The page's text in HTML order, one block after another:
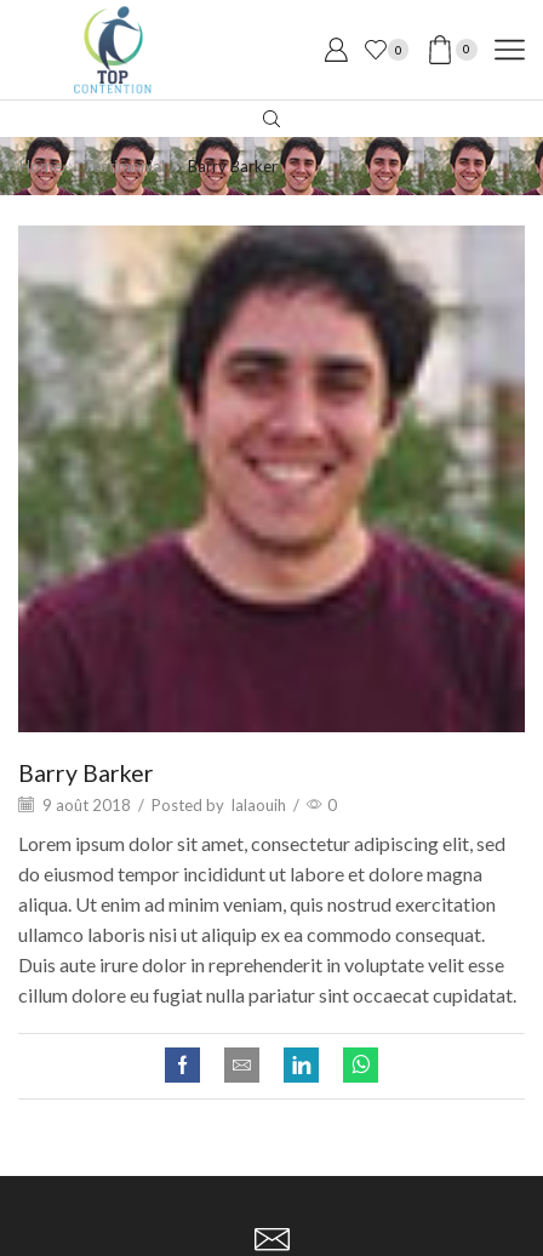
0 0
Home Testimonial Barry Barker
Barry Barker
9 août 2018 / Posted by lalaouih / 0
Lorem ipsum dolor sit amet, consectetur adipiscing elit, sed
do eiusmod tempor incididunt ut labore et dolore magna
aliqua. Ut enim ad minim veniam, quis nostrud exercitation
ullamco laboris nisi ut aliquip ex ea commodo consequat.
Duis aute irure dolor in reprehenderit in voluptate velit esse
cillum dolore eu fugiat nulla pariatur sint occaecat cupidatat.